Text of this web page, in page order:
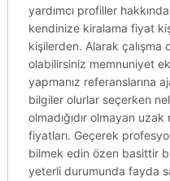
yardımcı profiller
kendinize kiralama fiyat
kişilerden. Alarak çalışma
olabilirsiniz memnuniyet
yapmanız referanslarına
bilgiler olurlar seçerken
olmadığıdır olmayan
fiyatları. Geçerek
bilmek edin özen basittir
yeterli durumunda fayda